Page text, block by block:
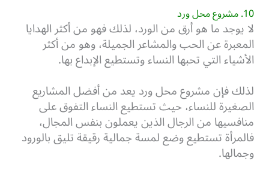
10. مشروع محل ورد
لا يوجد ما هو أرق من الورد، لذلك فهو من أكثر الهدايا
المعبرة عن الحب والمشاعر الجميلة، وهو من أكثر
الأشياء التي تحبها النساء وتستطيع الإبداع بها.
لذلك فإن مشروع محل ورد يعد من أفضل المشاريع
الصغيرة للنساء، حيث تستطيع النساء التفوق على
منافسيها من الرجال الذين يعملون بنفس المجال،
فالمرأة تستطيع وضع لمسة جمالية رقيقة تليق بالورود
وجمالها.